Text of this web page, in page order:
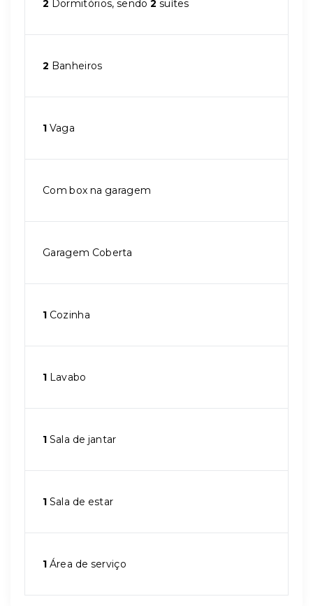
2 Dormitórios, sendo2 suítes
2 Banheiros
1 Vaga
Com box na garagem
Garagem Coberta
1 Cozinha
1 Lavabo
1 Sala de jantar
1 Sala de estar
1 Área de serviço